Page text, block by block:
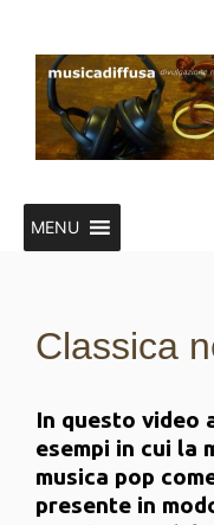
contenuto
MENU
Classica
In questo video
esempi in cui la
musica pop
presente in